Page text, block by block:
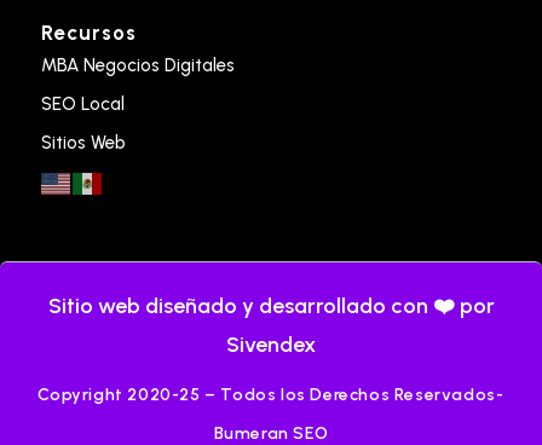
Recursos
MBA Negocios Digitales
SEO Local
Sitios Web
Sitio web diseñado y desarrollado con ❤️ por
Sivendex
Copyright 2020-25 – Todos los Derechos Reservados-
Bumeran SEO